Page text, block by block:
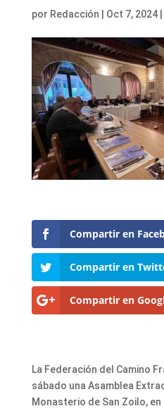
por Redacción Oct 7, 2024|
Compartir en
Compartir en
Compartir en
La Federación del Camino
sábado una Asamblea
Monasterio de San Zoilo,